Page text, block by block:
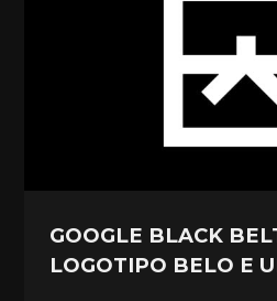
GOOGLE BLACK
LOGOTIPO BELO E